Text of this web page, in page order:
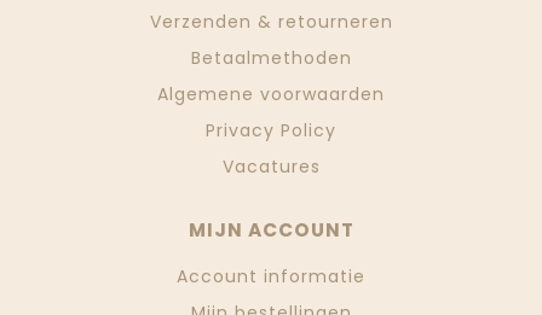
Verzenden & retourneren
Betaalmethoden
Algemene voorwaarden
Privacy Policy
Vacatures
MIJN ACCOUNT
Account informatie